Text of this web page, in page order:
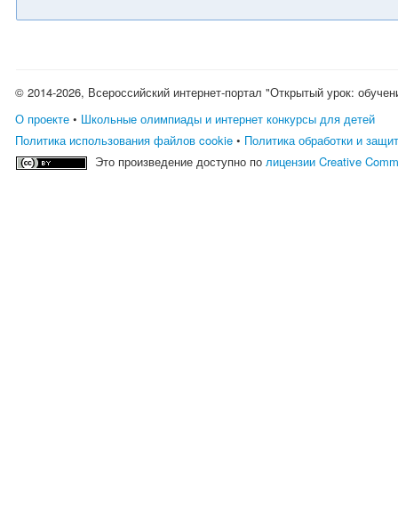
© 2014-2026, Всероссийский интернет-портал "Открытый урок:
О проекте • Школьные олимпиады и интернет конкурсы для детей
Политика использования файлов cookie • Политика обработки и
Это произведение доступно полицензии Creative